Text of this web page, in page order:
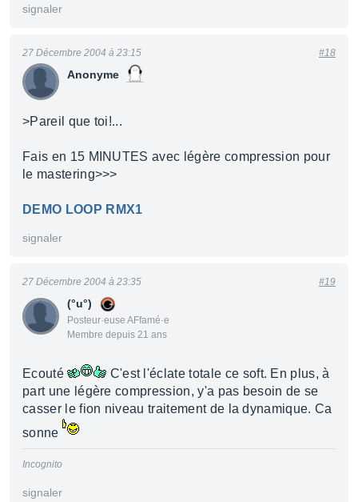
signaler
Anonyme
27 Décembre 2004 à 23:15 #18
>Pareil que toi!...
Fais en 15 MINUTES avec légère compression pour
le mastering>>>
DEMO LOOP RMX1
signaler
(°u°)
Posteur·euse AFfamé·e
Membre depuis 21 ans
27 Décembre 2004 à 23:35 #19
Ecouté
C'est l'éclate totale ce soft. En plus, à
part une légère compression, y'a pas besoin de se
casser le fion niveau traitement de la dynamique. Ca
sonne
Incognito
signaler